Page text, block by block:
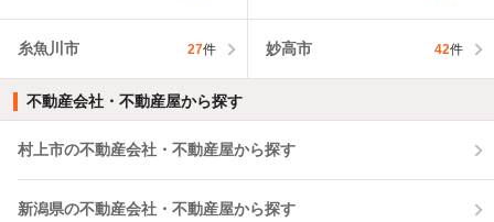
糸魚川市 27件 妙高市 42件
不動産会社・不動産屋から探す
村上市の不動産会社・不動産屋から探す
新潟県の不動産会社・不動産屋から探す